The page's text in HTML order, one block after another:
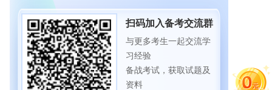
扫码加入备考交流群
与更多考生一起交流学
习经验
备战考试，获取试题及
资料